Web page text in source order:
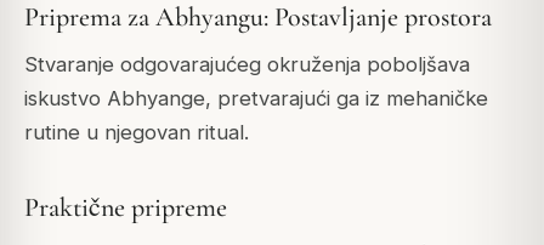
Priprema za Abhyangu: Postavljanje prostora
Stvaranje odgovarajućeg okruženja poboljšava
iskustvo Abhyange, pretvarajući ga iz mehaničke
rutine u njegovan ritual.
Praktične pripreme